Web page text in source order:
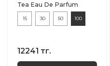
Tea Eau De Parfum
15 30 50 100
12241 тг.